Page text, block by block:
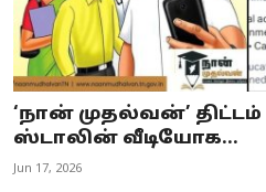
‘நான் முதல்வன்’
ஸ்டாலின் வீடியோக...
Jun 17, 2026